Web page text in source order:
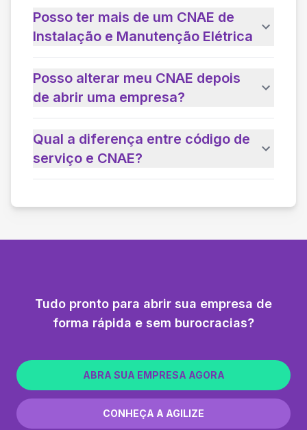
Posso ter mais de um CNAE de
Instalação e Manutenção Elétrica
Posso alterar meu CNAE depois
de abrir uma empresa?
Qual a diferença entre código de
serviço e CNAE?
Tudo pronto para abrir sua empresa de
forma rápida e sem burocracias?
ABRA SUA EMPRESA AGORA
CONHEÇA A AGILIZE